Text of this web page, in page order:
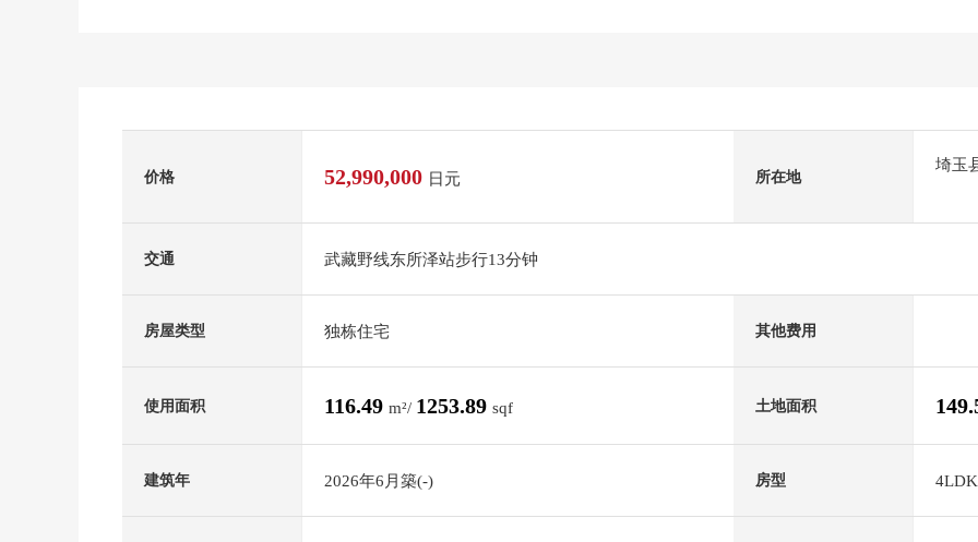
价格 52,990,000 日元 所在地
埼玉
交通 武藏野线东所泽站步行13分钟
房屋类型 独栋住宅 其他费用
使用面积 116.49 m²/ 1253.89 sqf 土地面积
建筑年 2026年6月築(-) 房型 4LDK